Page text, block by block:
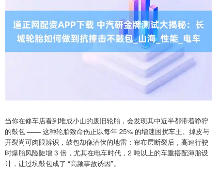
当你在修车店看到堆成小山的废旧轮胎，会发现其中近半都带着狰狞
的鼓包 —— 这种轮胎致命伤正以每年 25% 的增速困扰车主。掉皮与
开裂尚可肉眼辨识，鼓包却像潜伏的地雷：帘布层断裂后，高速行驶
时爆胎风险陡增 3 倍，尤其在电车时代，2 吨以上的车重搭配薄胎设
计，让过坑鼓包成了 “高频事故诱因”。